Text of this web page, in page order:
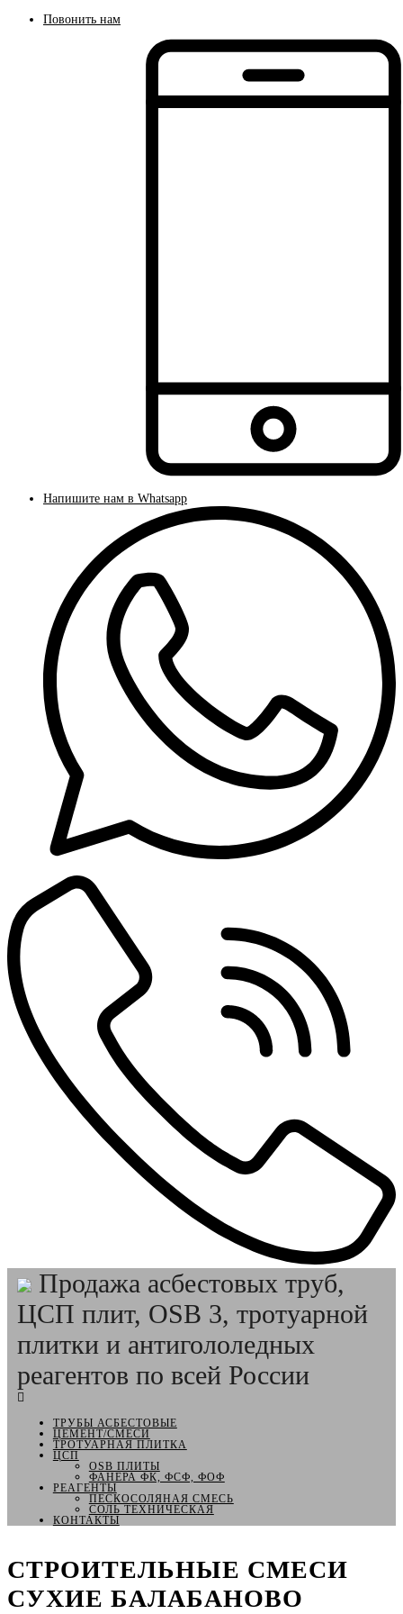
Повонить нам
Напишите нам в Whatsapp
Продажа асбестовых труб,
ЦСП плит, OSB 3, тротуарной
плитки и антигололедных
реагентов по всей России
ТРУБЫ АСБЕСТОВЫЕ
ЦЕМЕНТ/СМЕСИ
ТРОТУАРНАЯ ПЛИТКА
ЦСП
OSB ПЛИТЫ
ФАНЕРА ФК, ФСФ, ФОФ
РЕАГЕНТЫ
ПЕСКОСОЛЯНАЯ СМЕСЬ
СОЛЬ ТЕХНИЧЕСКАЯ
КОНТАКТЫ
СТРОИТЕЛЬНЫЕ СМЕСИ
СУХИЕ БАЛАБАНОВО